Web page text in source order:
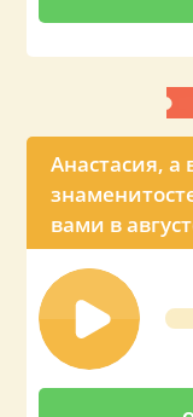
Анастасия, а
вами в
звонок с
от